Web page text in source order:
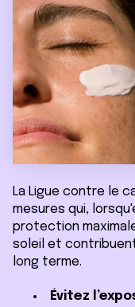
La Ligue contre le
mesures qui,
protection
soleil et
long terme.
Évitez